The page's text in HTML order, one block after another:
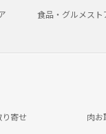
食品・グルメスト
寄せ 肉お